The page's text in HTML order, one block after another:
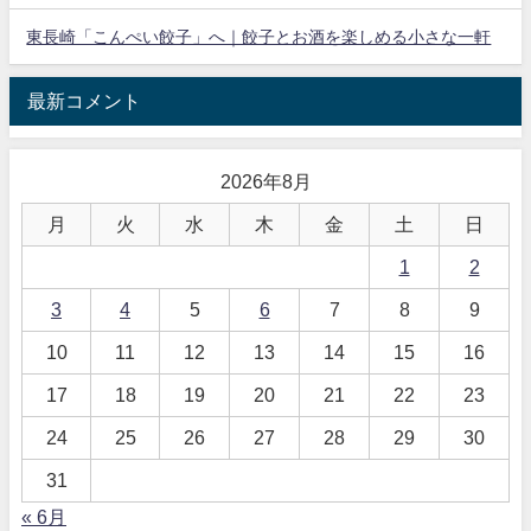
東長崎「こんぺい餃子」へ｜餃子とお酒を楽しめる小さな一軒
最新コメント
2026年8月
月 火 水 木 金 土 日
1 2
3 4 5 6 7 8 9
10 11 12 13 14 15 16
17 18 19 20 21 22 23
24 25 26 27 28 29 30
31
« 6月